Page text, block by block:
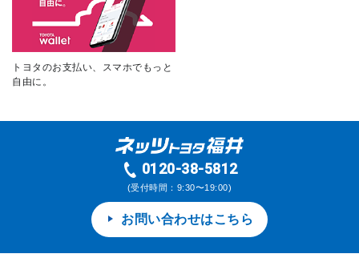
トヨタのお支払い、スマホでもっと
自由に。
0120-38-5812
(受付時間：9:30〜19:00)
お問い合わせはこちら